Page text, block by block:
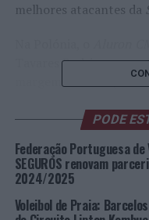
melhores atacantes da
Tavares Rodrigues,
margem máxima (3-0:
disputado do que o 3º
bloco) e mantém-se no
do campeonato.
Com o adiamento das
PODE
Federação Portuguesa de
SEGUROS renovam
2024/2025
Voleibol de Praia: